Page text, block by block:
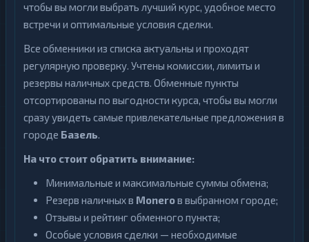
чтобы вы могли выбрать лучший курс, удобное место
встречи и оптимальные условия сделки.
Все обменники из списка актуальны и проходят
регулярную проверку. Учтены комиссии, лимиты и
резервы наличных средств. Обменные пункты
отсортированы по выгодности курса, чтобы вы могли
сразу увидеть самые привлекательные предложения в
городе Базель.
На что стоит обратить внимание:
Минимальные и максимальные суммы обмена;
Резерв наличных в Moneroв выбранном городе;
Отзывы и рейтинг обменного пункта;
Особые условия сделки — необходимые